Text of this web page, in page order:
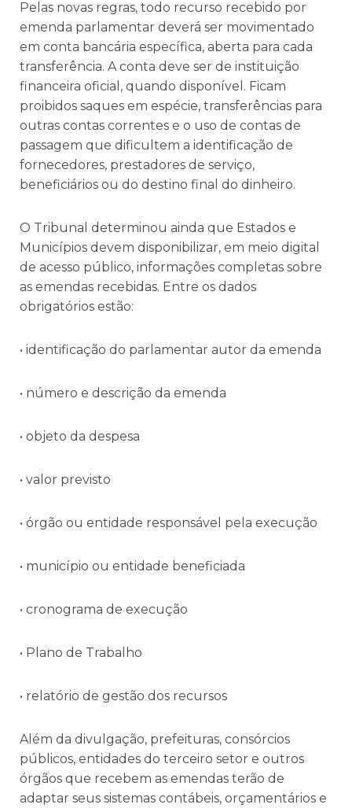
Pelas novas regras, todo recurso recebido por
emenda parlamentar deverá ser movimentado
em conta bancária específica, aberta para cada
transferência. A conta deve ser de instituição
financeira oficial, quando disponível. Ficam
proibidos saques em espécie, transferências para
outras contas correntes e o uso de contas de
passagem que dificultem a identificação de
fornecedores, prestadores de serviço,
beneficiários ou do destino final do dinheiro.
O Tribunal determinou ainda que Estados e
Municípios devem disponibilizar, em meio digital
de acesso público, informações completas sobre
as emendas recebidas. Entre os dados
obrigatórios estão:
• identificação do parlamentar autor da emenda
• número e descrição da emenda
• objeto da despesa
• valor previsto
• órgão ou entidade responsável pela execução
• município ou entidade beneficiada
• cronograma de execução
• Plano de Trabalho
• relatório de gestão dos recursos
Além da divulgação, prefeituras, consórcios
públicos, entidades do terceiro setor e outros
órgãos que recebem as emendas terão de
adaptar seus sistemas contábeis, orçamentários e